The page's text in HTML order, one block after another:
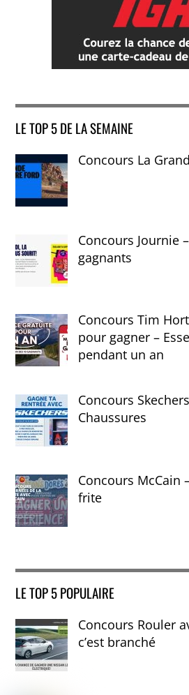
LE TOP 5 DE LA SEMAINE
Concours La
Concours Journie
gagnants
Concours Tim
pour gagner –
pendant un an
Concours
Chaussures
Concours McCain
frite
LE TOP 5 POPULAIRE
Concours Rouler
c’est branché